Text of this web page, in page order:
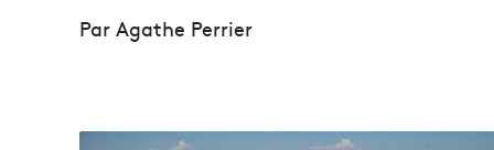
Par Agathe Perrier
E